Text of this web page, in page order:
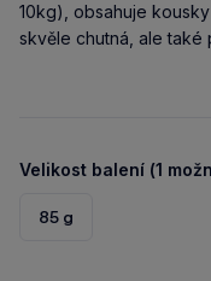
10kg), obsahuje
skvěle chutná, ale také
Velikost balení (1
85 g